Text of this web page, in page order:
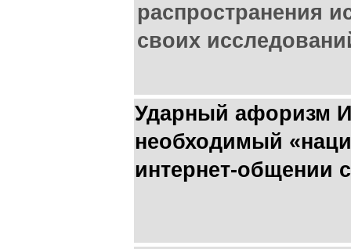
распространения
своих
Ударный афоризм
необходимый
интернет-общении